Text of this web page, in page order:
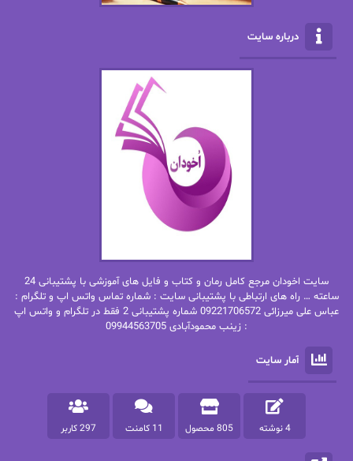
الناز محمدی
امیر فرهی
باران
بهار سلطانی
بهاره شیرازی
بهاره.م
بیتا فرخی
پاتریشیا ویلسون پرتو فرهمند
پرستو اسحقی
پرستو مهاجر
پرهام رسولی
پروانه قدیمی پروانه محمدی
درباره سایت
سایت اخودان مرجع کامل رمان و کتاب و فایل های آموزشی با پشتیبانی 24
ساعته … راه های ارتباطی با پشتیبانی سایت : شماره تماس واتس اپ و تلگرام :
عباس علی میرزائی 09221706572 شماره پشتیبانی 2 فقط در تلگرام و واتس اپ
: زینب محمودآبادی 09944563705
آمار سایت
4 نوشته 805 محصول 11 کامنت 297 کاربر